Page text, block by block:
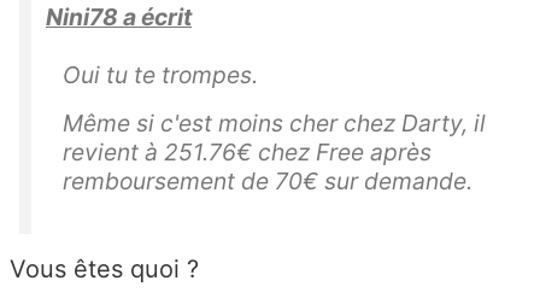
Nini78 a écrit
Oui tu te trompes.
Même si c'est moins cher chez Darty, il
revient à 251.76€ chez Free après
remboursement de 70€ sur demande.
Vous êtes quoi ?